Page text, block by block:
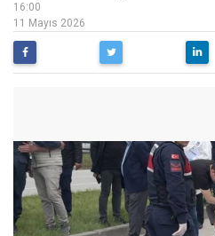
16:00
11 Mayıs 2026